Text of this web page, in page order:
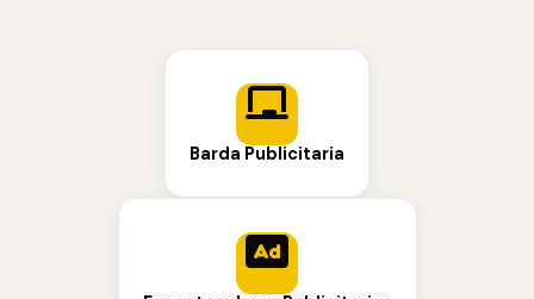
Barda Publicitaria